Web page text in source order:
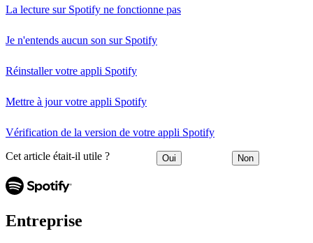
La lecture sur Spotify ne fonctionne pas
Je n'entends aucun son sur Spotify
Réinstaller votre appli Spotify
Mettre à jour votre appli Spotify
Vérification de la version de votre appli Spotify
Cet article était-il utile ? Oui Non
Entreprise